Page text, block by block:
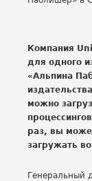
Компания
для одного
«Альпина
можно
раз, вы
загружать
Генеральный